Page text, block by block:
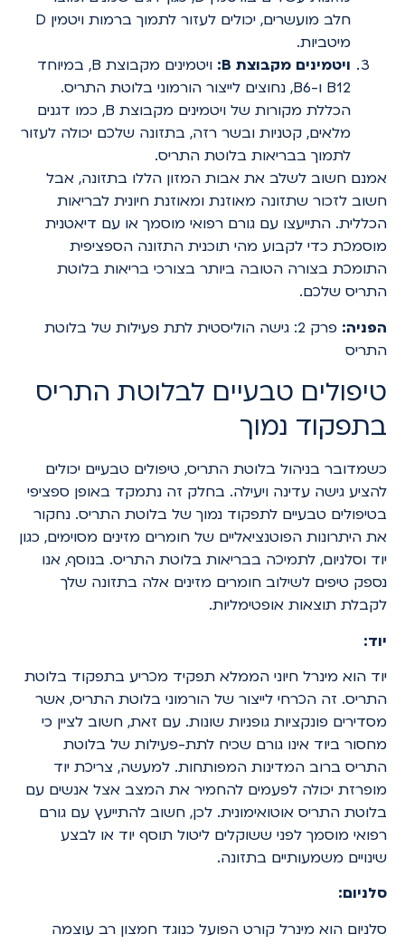
חלב מועשרים, יכולים לעזור לתמוך ברמות ויטמין D
מיטביות.
ויטמינים מקבוצת B:
ויטמינים מקבוצת B, במיוחד
B12 ו-B6, נחוצים לייצור הורמוני בלוטת התריס.
הכללת מקורות של ויטמינים מקבוצת B, כמו דגנים
מלאים, קטניות ובשר רזה, בתזונה שלכם יכולה לעזור
לתמוך בבריאות בלוטת התריס.
אמנם חשוב לשלב את אבות המזון הללו בתזונה, אבל
חשוב לזכור שתזונה מאוזנת ומאוזנת חיונית לבריאות
הכללית. התייעצו עם גורם רפואי מוסמך או עם דיאטנית
מוסמכת כדי לקבוע מהי תוכנית התזונה הספציפית
התומכת בצורה הטובה ביותר בצורכי בריאות בלוטת
התריס שלכם.
הפניה:
פרק 2: גישה הוליסטית לתת פעילות של בלוטת
התריס
טיפולים טבעיים לבלוטת התריס
בתפקוד נמוך
כשמדובר בניהול בלוטת התריס, טיפולים טבעיים יכולים
להציע גישה עדינה ויעילה. בחלק זה נתמקד באופן ספציפי
בטיפולים טבעיים לתפקוד נמוך של בלוטת התריס. נחקור
את היתרונות הפוטנציאליים של חומרים מזינים מסוימים, כגון
יוד וסלניום, לתמיכה בבריאות בלוטת התריס. בנוסף, אנו
נספק טיפים לשילוב חומרים מזינים אלה בתזונה שלך
לקבלת תוצאות אופטימליות.
יוד:
יוד הוא מינרל חיוני הממלא תפקיד מכריע בתפקוד בלוטת
התריס. זה הכרחי לייצור של הורמוני בלוטת התריס, אשר
מסדירים פונקציות גופניות שונות. עם זאת, חשוב לציין כי
מחסור ביוד אינו גורם שכיח לתת-פעילות של בלוטת
התריס ברוב המדינות המפותחות. למעשה, צריכת יוד
מופרזת יכולה לפעמים להחמיר את המצב אצל אנשים עם
בלוטת התריס אוטואימונית. לכן, חשוב להתייעץ עם גורם
רפואי מוסמך לפני ששוקלים ליטול תוסף יוד או לבצע
שינויים משמעותיים בתזונה.
סלניום:
סלניום הוא מינרל קורט הפועל כנוגד חמצון רב עוצמה